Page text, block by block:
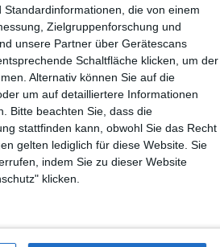
die von einem
Zielgruppenforschung und
unsere Partner über Gerätescans
Schaltfläche klicken, um der
Alternativ können Sie auf die
um auf detailliertere Informationen
Bitte beachten Sie, dass die
stattfinden kann, obwohl Sie das Recht
gelten lediglich für diese Website. Sie
indem Sie zu dieser Website
klicken.
mit …